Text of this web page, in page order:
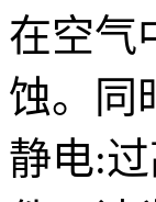
在空气
蚀。同
静电: